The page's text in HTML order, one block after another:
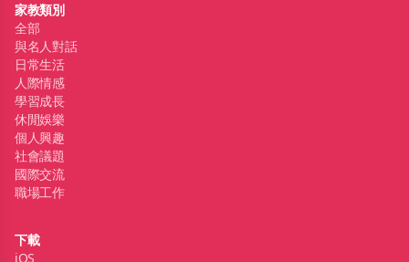
家教類別
全部
與名人對話
日常生活
人際情感
學習成長
休閒娛樂
個人興趣
社會議題
國際交流
職場工作
下載
iOS